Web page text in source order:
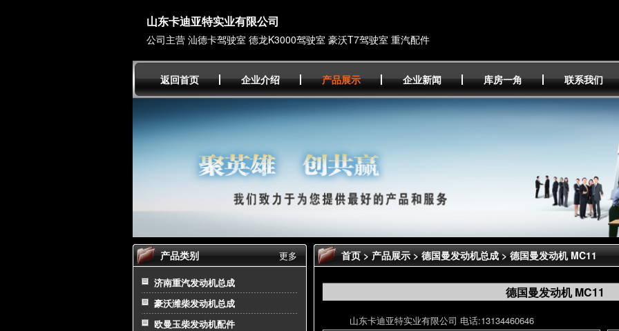
山东卡迪亚特实业有限公司
公司主营 汕德卡驾驶室 德龙K3000驾驶室 豪沃T7驾驶室 重汽配件
返回首页 企业介绍 产品展示 企业新闻 库房一角 联系我们
更多
产品类别
济南重汽发动机总成
豪沃潍柴发动机总成
欧曼玉柴发动机配件
首页>产品展示>德国曼发动机总成> 德国曼发动机 MC11
德国曼发动机 MC11
山东卡迪亚特实业有限公司 电话:13134460646